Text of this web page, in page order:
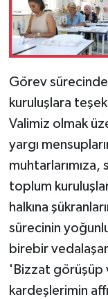
Görev
kuruluşlara
Valimiz olmak
yargı
toplum
halkına
sürecinin
birebir
'Bizzat görüşüp
kardeşlerimin